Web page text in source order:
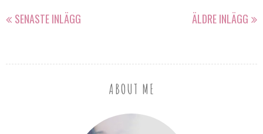
SENASTE INLÄGG ÄLDRE INLÄGG
ABOUT ME